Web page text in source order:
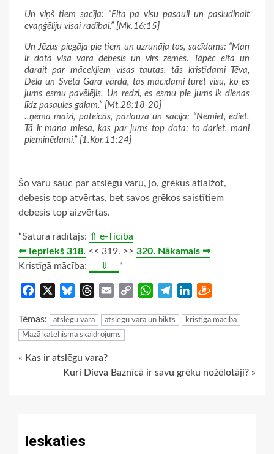
Un viņš tiem sacīja: “Eita pa visu pasauli un pasludinait
evaņģēliju visai radībai.” [Mk.16:15]
Un Jēzus piegāja pie tiem un uzrunāja tos, sacīdams: “Man
ir dota visa vara debesīs un virs zemes. Tāpēc eita un
darait par mācekļiem visas tautas, tās kristīdami Tēva,
Dēla un Svētā Gara vārdā, tās mācīdami turēt visu, ko es
jums esmu pavēlējis. Un redzi, es esmu pie jums ik dienas
līdz pasaules galam.” [Mt.28:18-20]
..ņēma maizi, pateicās, pārlauza un sacīja: “Ņemiet, ēdiet.
Tā ir mana miesa, kas par jums top dota; to dariet, mani
pieminēdami.” [1.Kor.11:24]
Šo varu sauc par atslēgu varu, jo, grēkus atlaižot,
debesis top atvērtas, bet savos grēkos saistītiem
debesis top aizvērtas.
“Satura rādītājs: ⇑ e-Ticība
⇐ Iepriekš 318. << 319. >> 320. Nākamais ⇒
Kristīgā mācība: __ ⇓ __ “
Facebook BlueskyThreads
Email
Copy
WhatsApp
TelegramLinkedIn
Tēmas: atslēgu vara atslēgu vara un bikts
kristīgā mācība
Mazā katehisma skaidrojums
Continue
« Kas ir atslēgu vara?
Kuri Dieva Baznīcā ir savu grēku nožēlotāji? »
Ieskaties